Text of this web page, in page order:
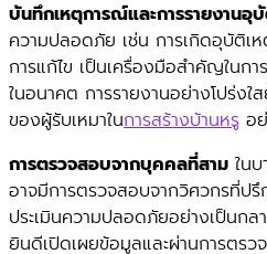
บันทึกเหตุการณ์และการรายงานอุ
ความปลอดภัย เช่น การเกิดอุบัติเ
การแก้ไข เป็นเครื่องมือสำคัญในก
ในอนาคต การรายงานอย่างโปร่ง
ของผู้รับเหมาในการสร้างบ้านหรู อ
การตรวจสอบจากบุคคลที่สาม ใน
อาจมีการตรวจสอบจากวิศวกรที่ป
ประเมินความปลอดภัยอย่างเป็นกล
ยินดีเปิดเผยข้อมูลและผ่านการตร